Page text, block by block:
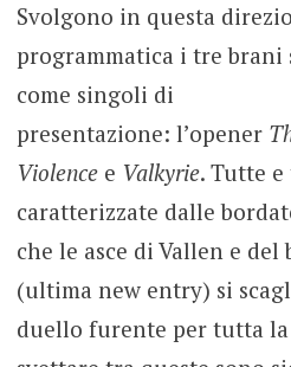
Svolgono in questa
programmatica i tre
come singoli di
presentazione: l’opener
Violencee Valkyrie. Tutte e
caratterizzate dalle
che le asce di Vallen e del
(ultima new entry) si
duello furente per tutta